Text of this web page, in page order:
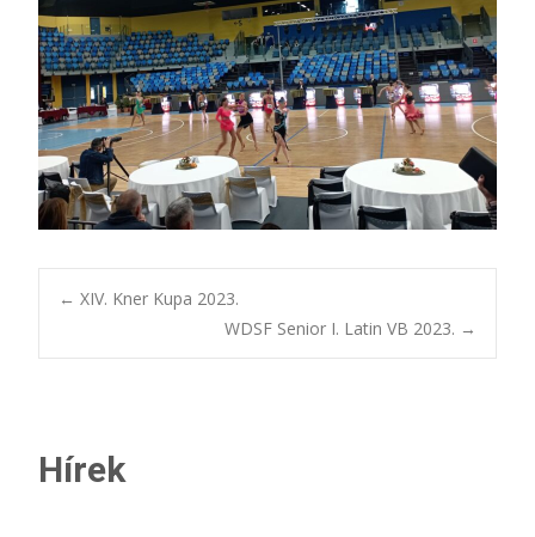
← XIV. Kner Kupa 2023.
WDSF Senior I. Latin VB 2023. →
Hírek